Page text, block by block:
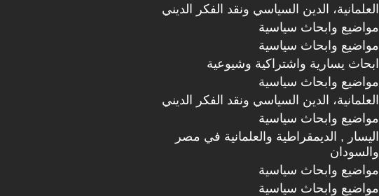
العلمانية، الدين السياسي ونقد الفكر الديني
مواضيع وابحاث سياسية
مواضيع وابحاث سياسية
ابحاث يسارية واشتراكية وشيوعية
مواضيع وابحاث سياسية
العلمانية، الدين السياسي ونقد الفكر الديني
مواضيع وابحاث سياسية
اليسار , الديمقراطية والعلمانية في مصر
والسودان
مواضيع وابحاث سياسية
مواضيع وابحاث سياسية